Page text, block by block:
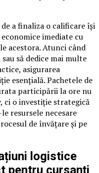
a finaliza o calificare își
imediate cu
acestora. Atunci când
să dedice mai multe
asigurarea
esențială. Pachetele de
participării la ore nu
ci o investiție strategică
resursele necesare
de învățare și pe
logistice